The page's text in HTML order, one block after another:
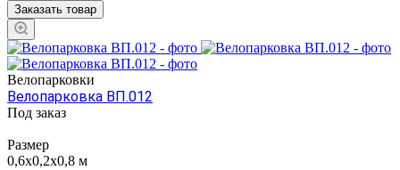
Заказать товар
Велопарковки
Велопарковка ВП.012
Под заказ
Размер
0,6х0,2х0,8 м